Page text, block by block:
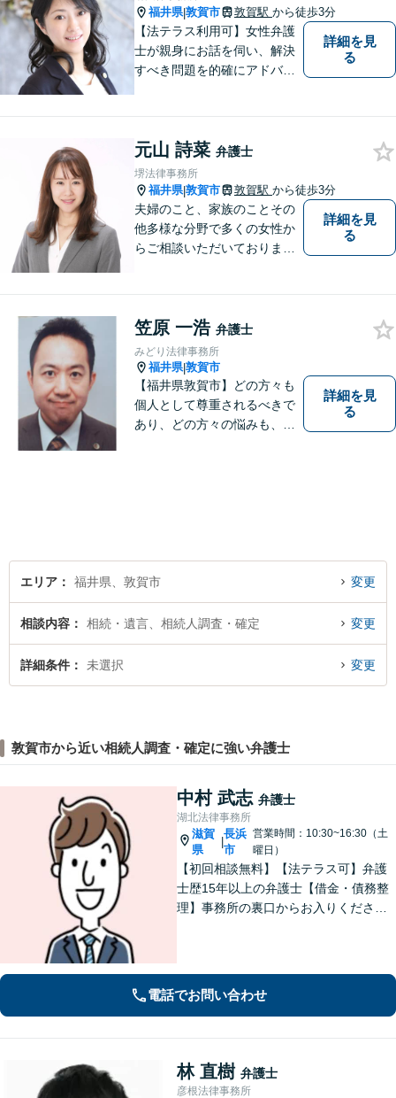
福井県|敦賀市 敦賀駅 から徒歩3分
【法テラス利用可】女性弁護
士が親身にお話を伺い、解決
すべき問題を的確にアドバイ
実績があります。まずはお気
軽にお問い合わせください。
詳細を見
る
元山 詩菜 弁護士
堺法律事務所
福井県|敦賀市 敦賀駅 から徒歩3分
夫婦のこと、家族のことその
他多様な分野で多くの女性か
らご相談いただいておりま
により3回まで無料相談対応可
能です。利用条件はお問い合
わせ下さい。
詳細を見
る
笠原 一浩 弁護士
みどり法律事務所
福井県|敦賀市
【福井県敦賀市】どの方々も
個人として尊重されるべきで
あり、どの方々の悩みも、そ
詳細を見
る
エリア 福井県、敦賀市 変更
相談内容 相続・遺言、相続人調査・確定 変更
詳細条件 未選択 変更
敦賀市から近い相続人調査・確定に強い弁護士
中村 武志 弁護士
湖北法律事務所
滋賀
県
|
長浜
市
営業時間：10:30~16:30（土
曜日）
【初回相談無料】【法テラス可】弁護
士歴15年以上の弁護士【借金・債務整
理】事務所の裏口からお入りくださ
電話でお問い合わせ
林 直樹 弁護士
彦根法律事務所